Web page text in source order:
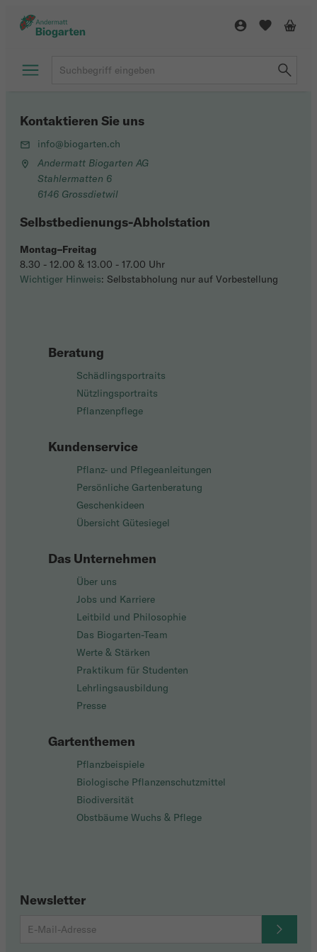
Beratung
Schädlingsportraits
Nützlingsportraits
Pflanzenpflege
Kundenservice
Pflanz- und Pflegeanleitungen
Persönliche Gartenberatung
Geschenkideen
Übersicht Gütesiegel
Das Unternehmen
Über uns
Jobs und Karriere
Leitbild und Philosophie
Das Biogarten-Team
Werte & Stärken
Praktikum für Studenten
Lehrlingsausbildung
Presse
Gartenthemen
Pflanzbeispiele
Biologische Pflanzenschutzmittel
Biodiversität
Obstbäume Wuchs & Pflege
Newsletter
Kontaktieren Sie uns
info@biogarten.ch
Andermatt Biogarten AG
Stahlermatten 6
6146 Grossdietwil
Selbstbedienungs-Abholstation
Montag–Freitag
8.30 - 12.00 & 13.00 - 17.00 Uhr
Wichtiger Hinweis: Selbstabholung nur auf Vorbestellung